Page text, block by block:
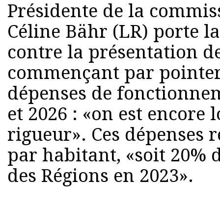
Présidente de la
Céline Bähr (LR) porte
contre la présentation
commençant par
dépenses de
et 2026 : «on est
rigueur». Ces dépenses
par habitant, «soit 20%
des Régions en 2023».